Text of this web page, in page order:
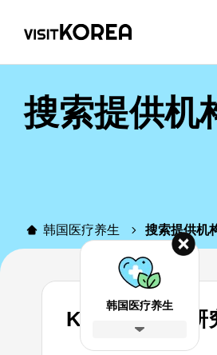
搜索提供机
韩国医疗养生 搜索提供机
KMI韩国医学研
韩国医疗养生